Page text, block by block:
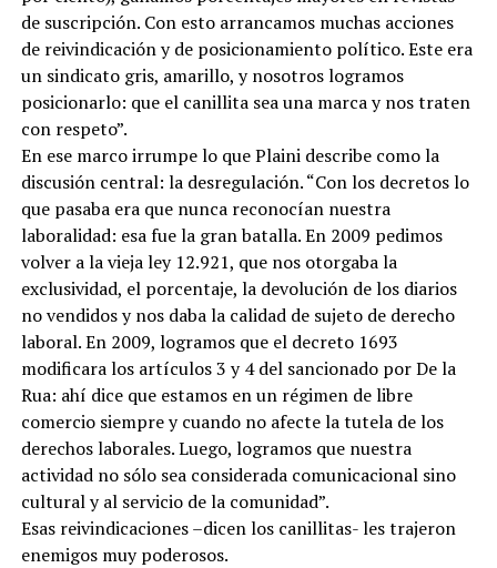
de suscripción. Con esto arrancamos muchas acciones
de reivindicación y de posicionamiento político. Este era
un sindicato gris, amarillo, y nosotros logramos
posicionarlo: que el canillita sea una marca y nos traten
con respeto”.
En ese marco irrumpe lo que Plaini describe como la
discusión central: la desregulación. “Con los decretos lo
que pasaba era que nunca reconocían nuestra
laboralidad: esa fue la gran batalla. En 2009 pedimos
volver a la vieja ley 12.921, que nos otorgaba la
exclusividad, el porcentaje, la devolución de los diarios
no vendidos y nos daba la calidad de sujeto de derecho
laboral. En 2009, logramos que el decreto 1693
modificara los artículos 3 y 4 del sancionado por De la
Rua: ahí dice que estamos en un régimen de libre
comercio siempre y cuando no afecte la tutela de los
derechos laborales. Luego, logramos que nuestra
actividad no sólo sea considerada comunicacional sino
cultural y al servicio de la comunidad”.
Esas reivindicaciones –dicen los canillitas- les trajeron
enemigos muy poderosos.